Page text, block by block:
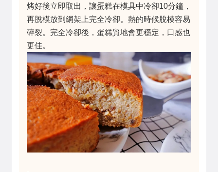
烤好後立即取出，讓蛋糕在模具中冷卻10分鐘，
再脫模放到網架上完全冷卻。熱的時候脫模容易
碎裂。完全冷卻後，蛋糕質地會更穩定，口感也
更佳。